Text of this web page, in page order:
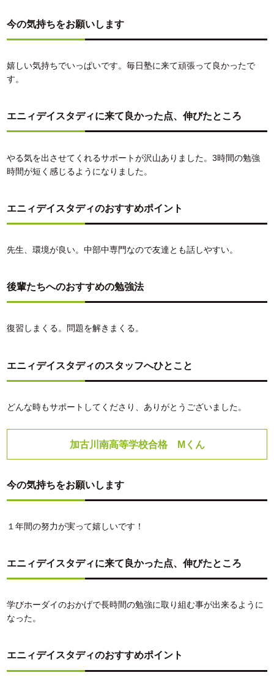
今の気持ちをお願いします
嬉しい気持ちでいっぱいです。毎日塾に来て頑張って良かったで
す。
エニィデイスタディに来て良かった点、伸びたところ
やる気を出させてくれるサポートが沢山ありました。3時間の勉強
時間が短く感じるようになりました。
エニィデイスタディのおすすめポイント
先生、環境が良い。中部中専門なので友達とも話しやすい。
後輩たちへのおすすめの勉強法
復習しまくる。問題を解きまくる。
エニィデイスタディのスタッフへひとこと
どんな時もサポートしてくださり、ありがとうございました。
加古川南高等学校合格 Mくん
今の気持ちをお願いします
１年間の努力が実って嬉しいです！
エニィデイスタディに来て良かった点、伸びたところ
学びホーダイのおかげで長時間の勉強に取り組む事が出来るように
なった。
エニィデイスタディのおすすめポイント